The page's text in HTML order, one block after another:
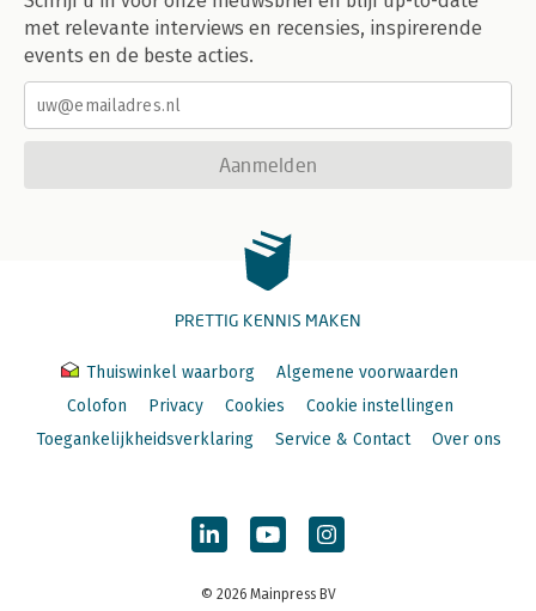
met relevante interviews en recensies, inspirerende
events en de beste acties.
Aanmelden
PRETTIG KENNIS MAKEN
Thuiswinkel waarborg
Algemene voorwaarden
Colofon
Privacy Cookies
Cookie instellingen
Toegankelijkheidsverklaring
Service & Contact Over ons
© 2026 Mainpress BV